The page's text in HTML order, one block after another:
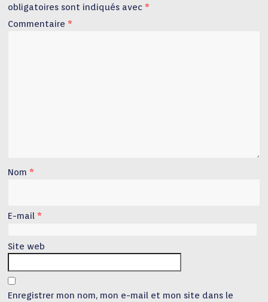
obligatoires sont indiqués avec *
Commentaire *
Nom *
E-mail *
Site web
Enregistrer mon nom, mon e-mail et mon site dans le